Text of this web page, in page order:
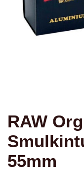
RAW
55mm